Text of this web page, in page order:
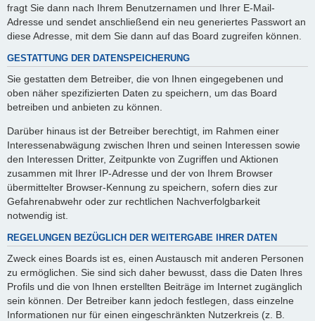
fragt Sie dann nach Ihrem Benutzernamen und Ihrer E-Mail-
Adresse und sendet anschließend ein neu generiertes Passwort an
diese Adresse, mit dem Sie dann auf das Board zugreifen können.
GESTATTUNG DER DATENSPEICHERUNG
Sie gestatten dem Betreiber, die von Ihnen eingegebenen und
oben näher spezifizierten Daten zu speichern, um das Board
betreiben und anbieten zu können.
Darüber hinaus ist der Betreiber berechtigt, im Rahmen einer
Interessenabwägung zwischen Ihren und seinen Interessen sowie
den Interessen Dritter, Zeitpunkte von Zugriffen und Aktionen
zusammen mit Ihrer IP-Adresse und der von Ihrem Browser
übermittelter Browser-Kennung zu speichern, sofern dies zur
Gefahrenabwehr oder zur rechtlichen Nachverfolgbarkeit
notwendig ist.
REGELUNGEN BEZÜGLICH DER WEITERGABE IHRER DATEN
Zweck eines Boards ist es, einen Austausch mit anderen Personen
zu ermöglichen. Sie sind sich daher bewusst, dass die Daten Ihres
Profils und die von Ihnen erstellten Beiträge im Internet zugänglich
sein können. Der Betreiber kann jedoch festlegen, dass einzelne
Informationen nur für einen eingeschränkten Nutzerkreis (z. B.